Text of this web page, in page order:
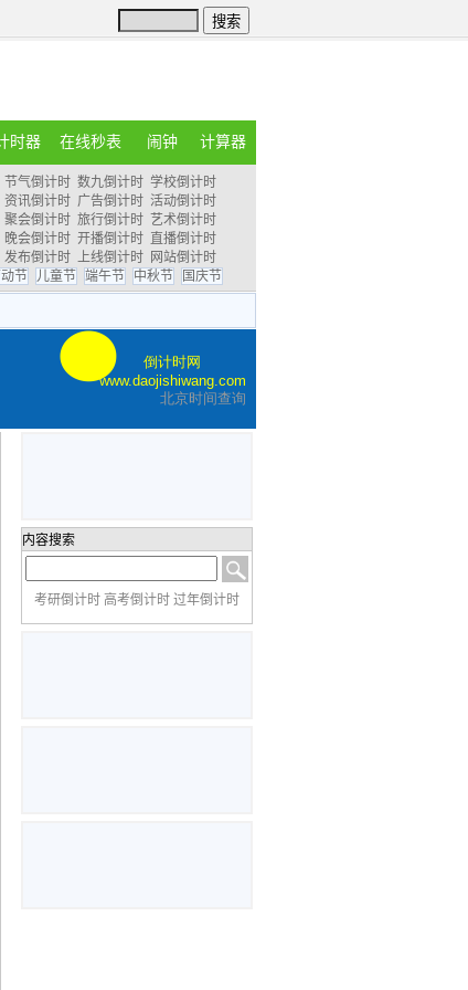
时器 在线秒表 闹钟 计算器
节气倒计时 数九倒计时 学校倒计时
资讯倒计时 广告倒计时 活动倒计时
聚会倒计时 旅行倒计时 艺术倒计时
晚会倒计时 开播倒计时 直播倒计时
发布倒计时 上线倒计时 网站倒计时
节 儿童节 端午节 中秋节 国庆节
内容搜索
考研倒计时 高考倒计时 过年倒计时